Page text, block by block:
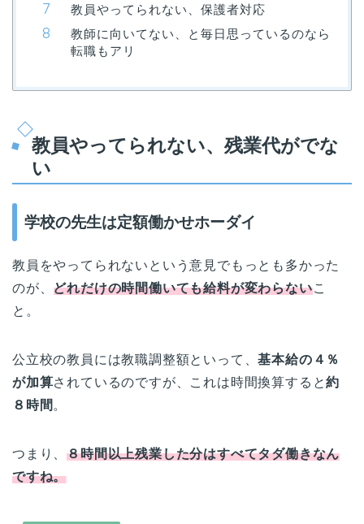
教員やってられない、保護者対応
教師に向いてない、と毎日思っているのなら
転職もアリ
教員やってられない、残業代がでな
い
学校の先生は定額働かせホーダイ
教員をやってられないという意見でもっとも多かった
のが、 どれだけの時間働いても給料が変わらないこ
と。
公立校の教員には教職調整額といって、基本給の４％
が加算されているのですが、これは時間換算すると約
８時間 。
つまり、８時間以上残業した分はすべてタダ働きなん
ですね。